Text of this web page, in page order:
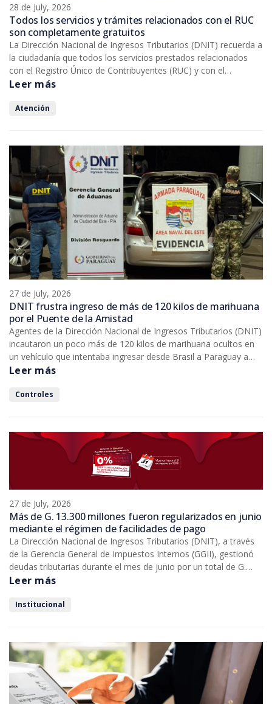
28 de July, 2026
Todos los servicios y trámites relacionados con el RUC
son completamente gratuitos
La Dirección Nacional de Ingresos Tributarios (DNIT) recuerda a
la ciudadanía que todos los servicios prestados relacionados
con el Registro Único de Contribuyentes (RUC) y con el
cumplimiento de las obligaciones tributarias en general, son
Leer más
Atención
27 de July, 2026
DNIT frustra ingreso de más de 120 kilos de marihuana
por el Puente de la Amistad
Agentes de la Dirección Nacional de Ingresos Tributarios (DNIT)
incautaron un poco más de 120 kilos de marihuana ocultos en
un vehículo que intentaba ingresar desde Brasil a Paraguay a
través del Puente Internacional de la Amistad. Un menor de
Leer más
Controles
27 de July, 2026
Más de G. 13.300 millones fueron regularizados en junio
mediante el régimen de facilidades de pago
La Dirección Nacional de Ingresos Tributarios (DNIT), a través
de la Gerencia General de Impuestos Internos (GGII), gestionó
deudas tributarias durante el mes de junio por un total de G.
13.336 millones mediante los beneficios previstos en el Decreto
de obligaciones tributarias.
Leer más
Institucional